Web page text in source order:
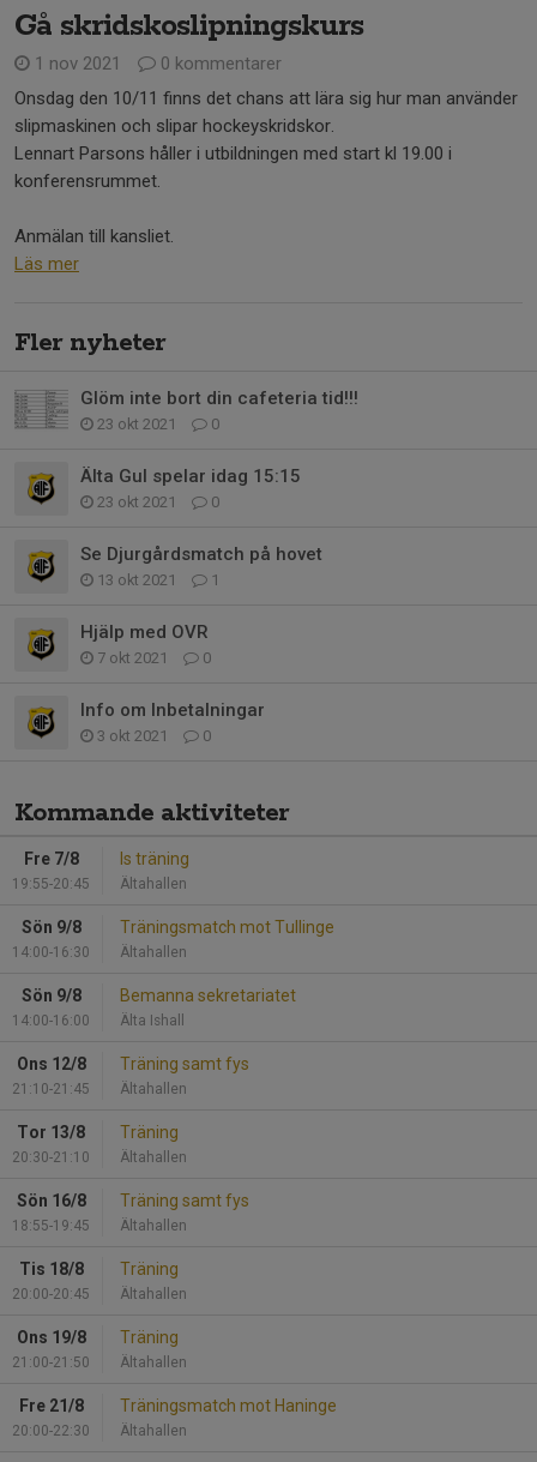
Gå skridskoslipningskurs
1 nov 2021
0 kommentarer
Onsdag den 10/11 finns det chans att lära sig hur man använder
slipmaskinen och slipar hockeyskridskor.
Lennart Parsons håller i utbildningen med start kl 19.00 i
konferensrummet.
Anmälan till kansliet.
Läs mer
Fler nyheter
Glöm inte bort din cafeteria tid!!!
23 okt 2021 0
Älta Gul spelar idag 15:15
23 okt 2021 0
Se Djurgårdsmatch på hovet
13 okt 2021 1
Hjälp med OVR
7 okt 2021 0
Info om Inbetalningar
3 okt 2021 0
Kommande aktiviteter
Fre 7/8
19:55-20:45
Is träning
Ältahallen
Sön 9/8
14:00-16:30
Träningsmatch mot Tullinge
Ältahallen
Sön 9/8
14:00-16:00
Bemanna sekretariatet
Älta Ishall
Ons 12/8
21:10-21:45
Träning samt fys
Ältahallen
Tor 13/8
20:30-21:10
Träning
Ältahallen
Sön 16/8
18:55-19:45
Träning samt fys
Ältahallen
Tis 18/8
20:00-20:45
Träning
Ältahallen
Ons 19/8
21:00-21:50
Träning
Ältahallen
Fre 21/8
20:00-22:30
Träningsmatch mot Haninge
Ältahallen